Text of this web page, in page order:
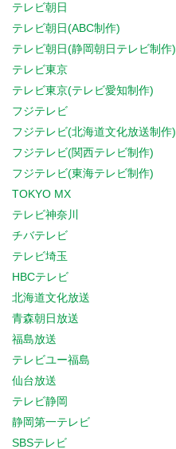
テレビ朝日
テレビ朝日(ABC制作)
テレビ朝日(静岡朝日テレビ制作)
テレビ東京
テレビ東京(テレビ愛知制作)
フジテレビ
フジテレビ(北海道文化放送制作)
フジテレビ(関西テレビ制作)
フジテレビ(東海テレビ制作)
TOKYO MX
テレビ神奈川
チバテレビ
テレビ埼玉
HBCテレビ
北海道文化放送
青森朝日放送
福島放送
テレビユー福島
仙台放送
テレビ静岡
静岡第一テレビ
SBSテレビ